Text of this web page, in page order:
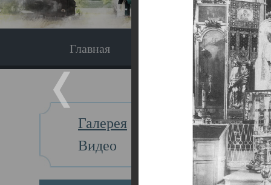
Главная Экскурсия
Галерея
Видео
Главная